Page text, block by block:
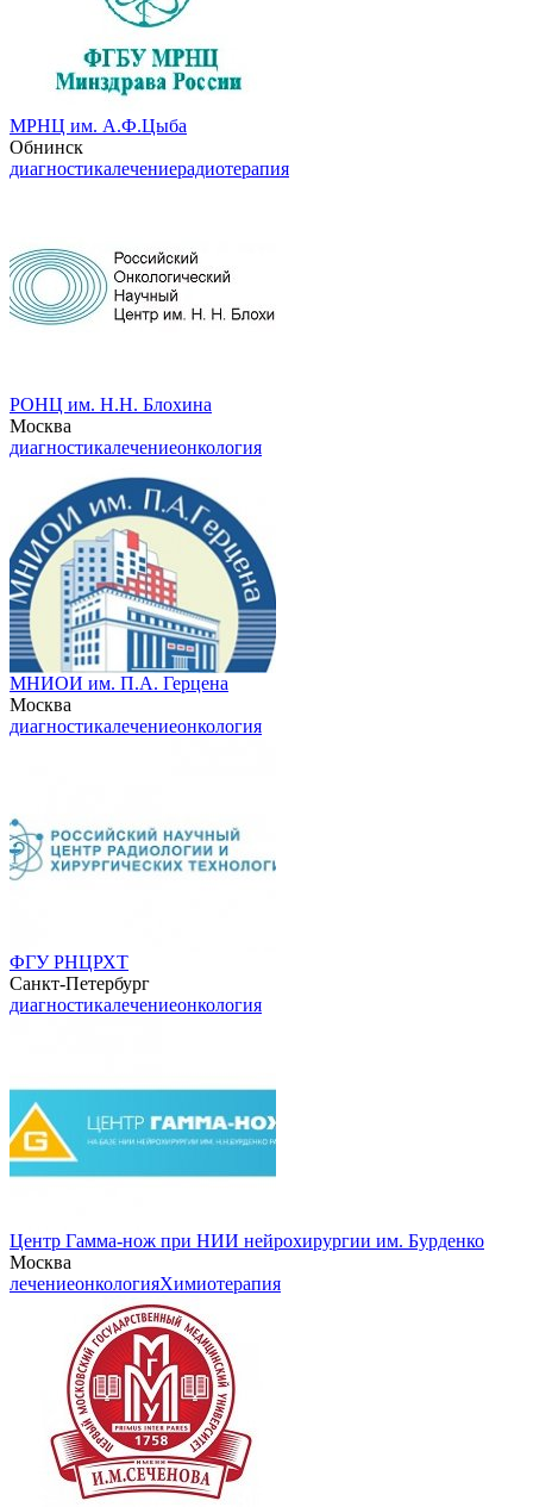
МРНЦ им. А.Ф.Цыба
Обнинск
диагностикалечениерадиотерапия
РОНЦ им. Н.Н. Блохина
Москва
диагностикалечениеонкология
МНИОИ им. П.А. Герцена
Москва
диагностикалечениеонкология
ФГУ РНЦРХТ
Санкт-Петербург
диагностикалечениеонкология
Центр Гамма-нож при НИИ нейрохирургии им. Бурденко
Москва
лечениеонкологияХимиотерапия